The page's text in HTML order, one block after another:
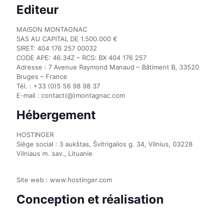
Editeur
MAISON MONTAGNAC
SAS AU CAPITAL DE 1.500.000 €
SIRET: 404 176 257 00032
CODE APE: 46.34Z – RCS: BX 404 176 257
Adresse : 7 Avenue Raymond Manaud – Bâtiment B, 33520
Bruges – France
Tél. : +33 (0)5 56 98 98 37
E-mail : contact(@)montagnac.com
Hébergement
HOSTINGER
Siège social : 3 aukštas, Švitrigailos g. 34, Vilnius, 03228
Vilniaus m. sav., Lituanie
Site web : www.hostinger.com
Conception et réalisation